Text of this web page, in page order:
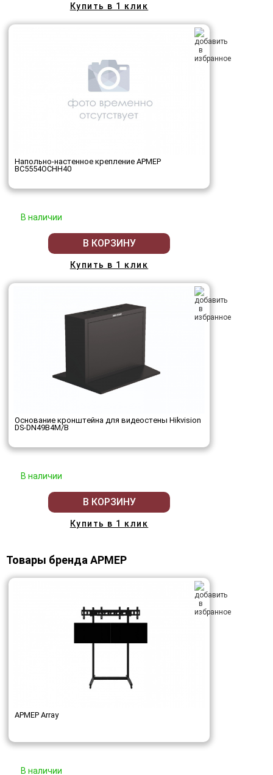
Купить в 1 клик
Напольно-настенное крепление АРМЕР
ВС5554ОСНН40
В наличии
В КОРЗИНУ
Купить в 1 клик
Основание кронштейна для видеостены Hikvision
DS-DN49B4M/B
В наличии
В КОРЗИНУ
Купить в 1 клик
Товары бренда АРМЕР
АРМЕР Array
В наличии